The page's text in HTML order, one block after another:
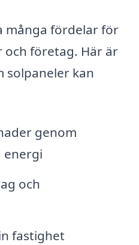
många fördelar för
företag. Här är
solpaneler kan
genom
energi
och
fastighet